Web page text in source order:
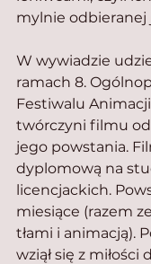
mylnie odbieranej
W wywiadzie
ramach 8.
Festiwalu
twórczyni filmu
jego powstania.
dyplomową na
licencjackich.
miesiące (razem
tłami i animacją).
wziął się z miłości